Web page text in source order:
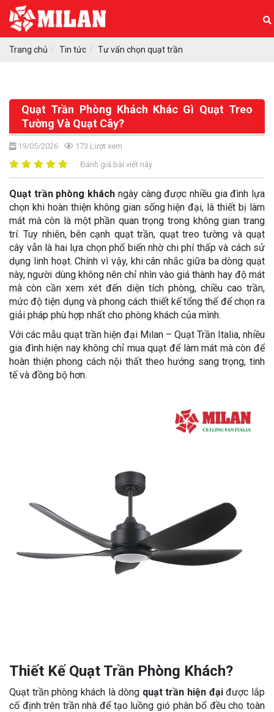
Trang chủ Tin tức Tư vấn chọn quạt trần
Quạt Trần Phòng Khách Khác Gì Quạt Treo
Tường Và Quạt Cây?
19/05/2026 173 Lượt xem
Đánh giá bài viết này
Quạt trần phòng khách ngày càng được nhiều gia đình lựa
chọn khi hoàn thiện không gian sống hiện đại, là thiết bị làm
mát mà còn là một phần quan trọng trong không gian trang
trí. Tuy nhiên, bên cạnh quạt trần, quạt treo tường và quạt
cây vẫn là hai lựa chọn phổ biến nhờ chi phí thấp và cách sử
dụng linh hoạt. Chính vì vậy, khi cân nhắc giữa ba dòng quạt
này, người dùng không nên chỉ nhìn vào giá thành hay độ mát
mà còn cần xem xét đến diện tích phòng, chiều cao trần,
mức độ tiện dụng và phong cách thiết kế tổng thể để chọn ra
giải pháp phù hợp nhất cho phòng khách của mình.
Với các mẫu quạt trần hiện đại Milan – Quạt Trần Italia, nhiều
gia đình hiện nay không chỉ mua quạt để làm mát mà còn để
hoàn thiện phong cách nội thất theo hướng sang trọng, tinh
tế và đồng bộ hơn.
Thiết Kế Quạt Trần Phòng Khách?
Quạt trần phòng khách là dòng quạt trần hiện đạiđược lắp
cố định trên trần nhà để tạo luồng gió phân bổ đều cho toàn